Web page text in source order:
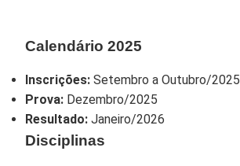
Calendário 2025
Inscrições: Setembro a Outubro/2025
Prova: Dezembro/2025
Resultado: Janeiro/2026
Disciplinas